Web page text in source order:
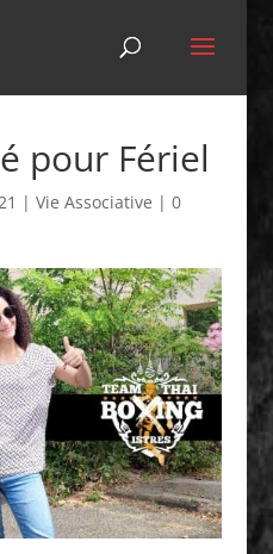
pour Fériel
| Vie Associative | 0